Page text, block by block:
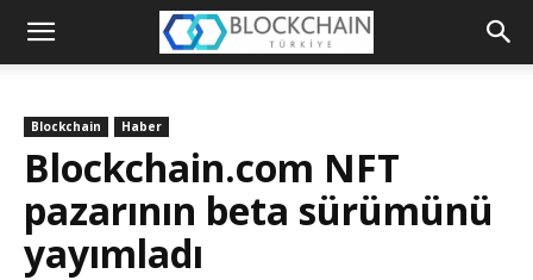
Blockchain
Platformu
Blockchain Haber
Blockchain.com NFT
pazarının beta sürümünü
yayımladı